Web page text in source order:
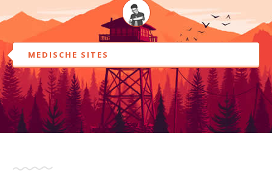
MEDISCHE SITES